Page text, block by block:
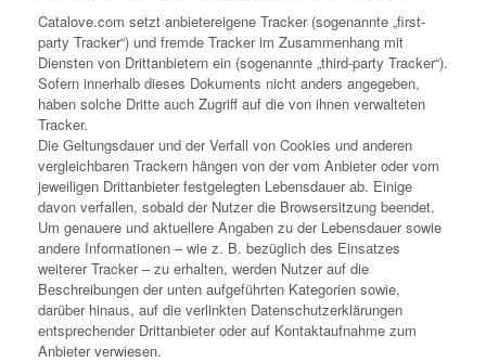
Catalove.com setzt anbietereigene Tracker (sogenannte „first-
party Tracker“) und fremde Tracker im Zusammenhang mit
Diensten von Drittanbietern ein (sogenannte „third-party Tracker“).
Sofern innerhalb dieses Dokuments nicht anders angegeben,
haben solche Dritte auch Zugriff auf die von ihnen verwalteten
Tracker.
Die Geltungsdauer und der Verfall von Cookies und anderen
vergleichbaren Trackern hängen von der vom Anbieter oder vom
jeweiligen Drittanbieter festgelegten Lebensdauer ab. Einige
davon verfallen, sobald der Nutzer die Browsersitzung beendet.
Um genauere und aktuellere Angaben zu der Lebensdauer sowie
andere Informationen – wie z. B. bezüglich des Einsatzes
weiterer Tracker – zu erhalten, werden Nutzer auf die
Beschreibungen der unten aufgeführten Kategorien sowie,
darüber hinaus, auf die verlinkten Datenschutzerklärungen
entsprechender Drittanbieter oder auf Kontaktaufnahme zum
Anbieter verwiesen.